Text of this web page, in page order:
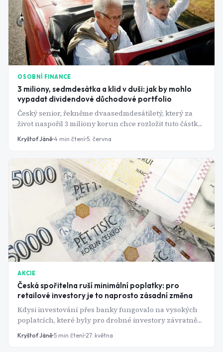
OSOBNÍ FINANCE
3 miliony, sedmdesátka a klid v duši: jak by mohlo
vypadat dividendové důchodové portfolio
Český senior, řekněme dvaasedmdesátiletý, který za
život naspořil 3 miliony korun chce rozložit tuto částku
tak, aby mu bezstarostně vyplácela dividendy při
zachování stejné výše investovaného majetku. Pokud
povést.
Kryštof Jáně 4 min čtení 5. června
AKCIE
Česká spořitelna ruší minimální poplatky: pro
retailové investory je to naprosto zásadní změna
Kdysi investování přes banky fungovalo na vysokých
poplatcích, které byly pro drobné investory závratně
vysoké. Mohlo se vám běžně stát, že hned při vstupu do
pozice jste tratili až 9 % kvůli poplatku. Tato doba je
Kryštof Jáně 5 min čtení 27. května